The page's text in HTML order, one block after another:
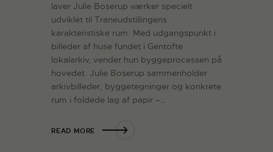
laver Julie Boserup værker specielt
udviklet til Traneudstillingens
karakteristiske rum. Med udgangspunkt i
billeder af huse fundet i Gentofte
lokalarkiv, vender hun byggeprocessen på
hovedet. Julie Boserup sammenholder
arkivbilleder, byggetegninger og konkrete
rum i foldede lag af papir –…
READ MORE